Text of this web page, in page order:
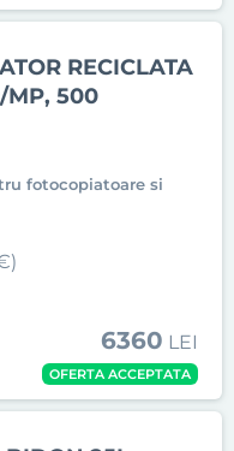
RECICLATA
MP, 500
fotocopiatoare si
6360 LEI
OFERTA ACCEPTATA